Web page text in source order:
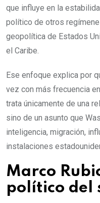
que influye en la
político de otros
geopolítica de Estados
el Caribe.
Ese enfoque explica por
vez con más frecuencia
trata únicamente de una
sino de un asunto que
inteligencia, migración,
instalaciones
Marco
político del